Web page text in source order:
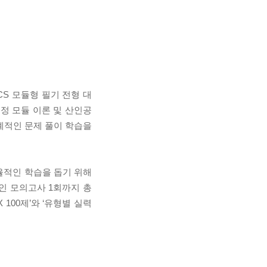
모듈형 필기 전형 대
모듈 이론 및 산인공
인 문제 풀이 학습을
인 학습을 돕기 위해
모의고사 1회까지 총
제’와 ‘유형별 실력